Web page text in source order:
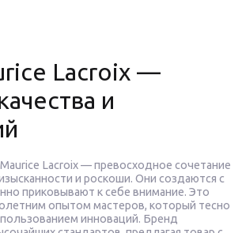
Lacroix —
и
Lacroix — превосходное сочетание
и роскоши. Они создаются с
приковывают к себе внимание. Это
опытом мастеров, который тесно
инноваций. Бренд